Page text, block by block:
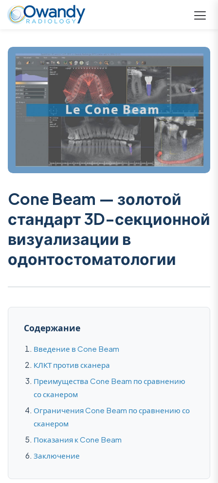
Cone Beam — золотой
стандарт 3D-секционной
визуализации в
одонтостоматологии
Содержание
Введение в Cone Beam
КЛКТ против сканера
Преимущества Cone Beam по сравнению
со сканером
Ограничения Cone Beam по сравнению со
сканером
Показания к Cone Beam
Заключение